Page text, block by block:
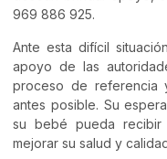
969 886 925.
Ante esta difícil
apoyo de las
proceso de referencia
antes posible. Su
su bebé pueda recibir
mejorar su salud y